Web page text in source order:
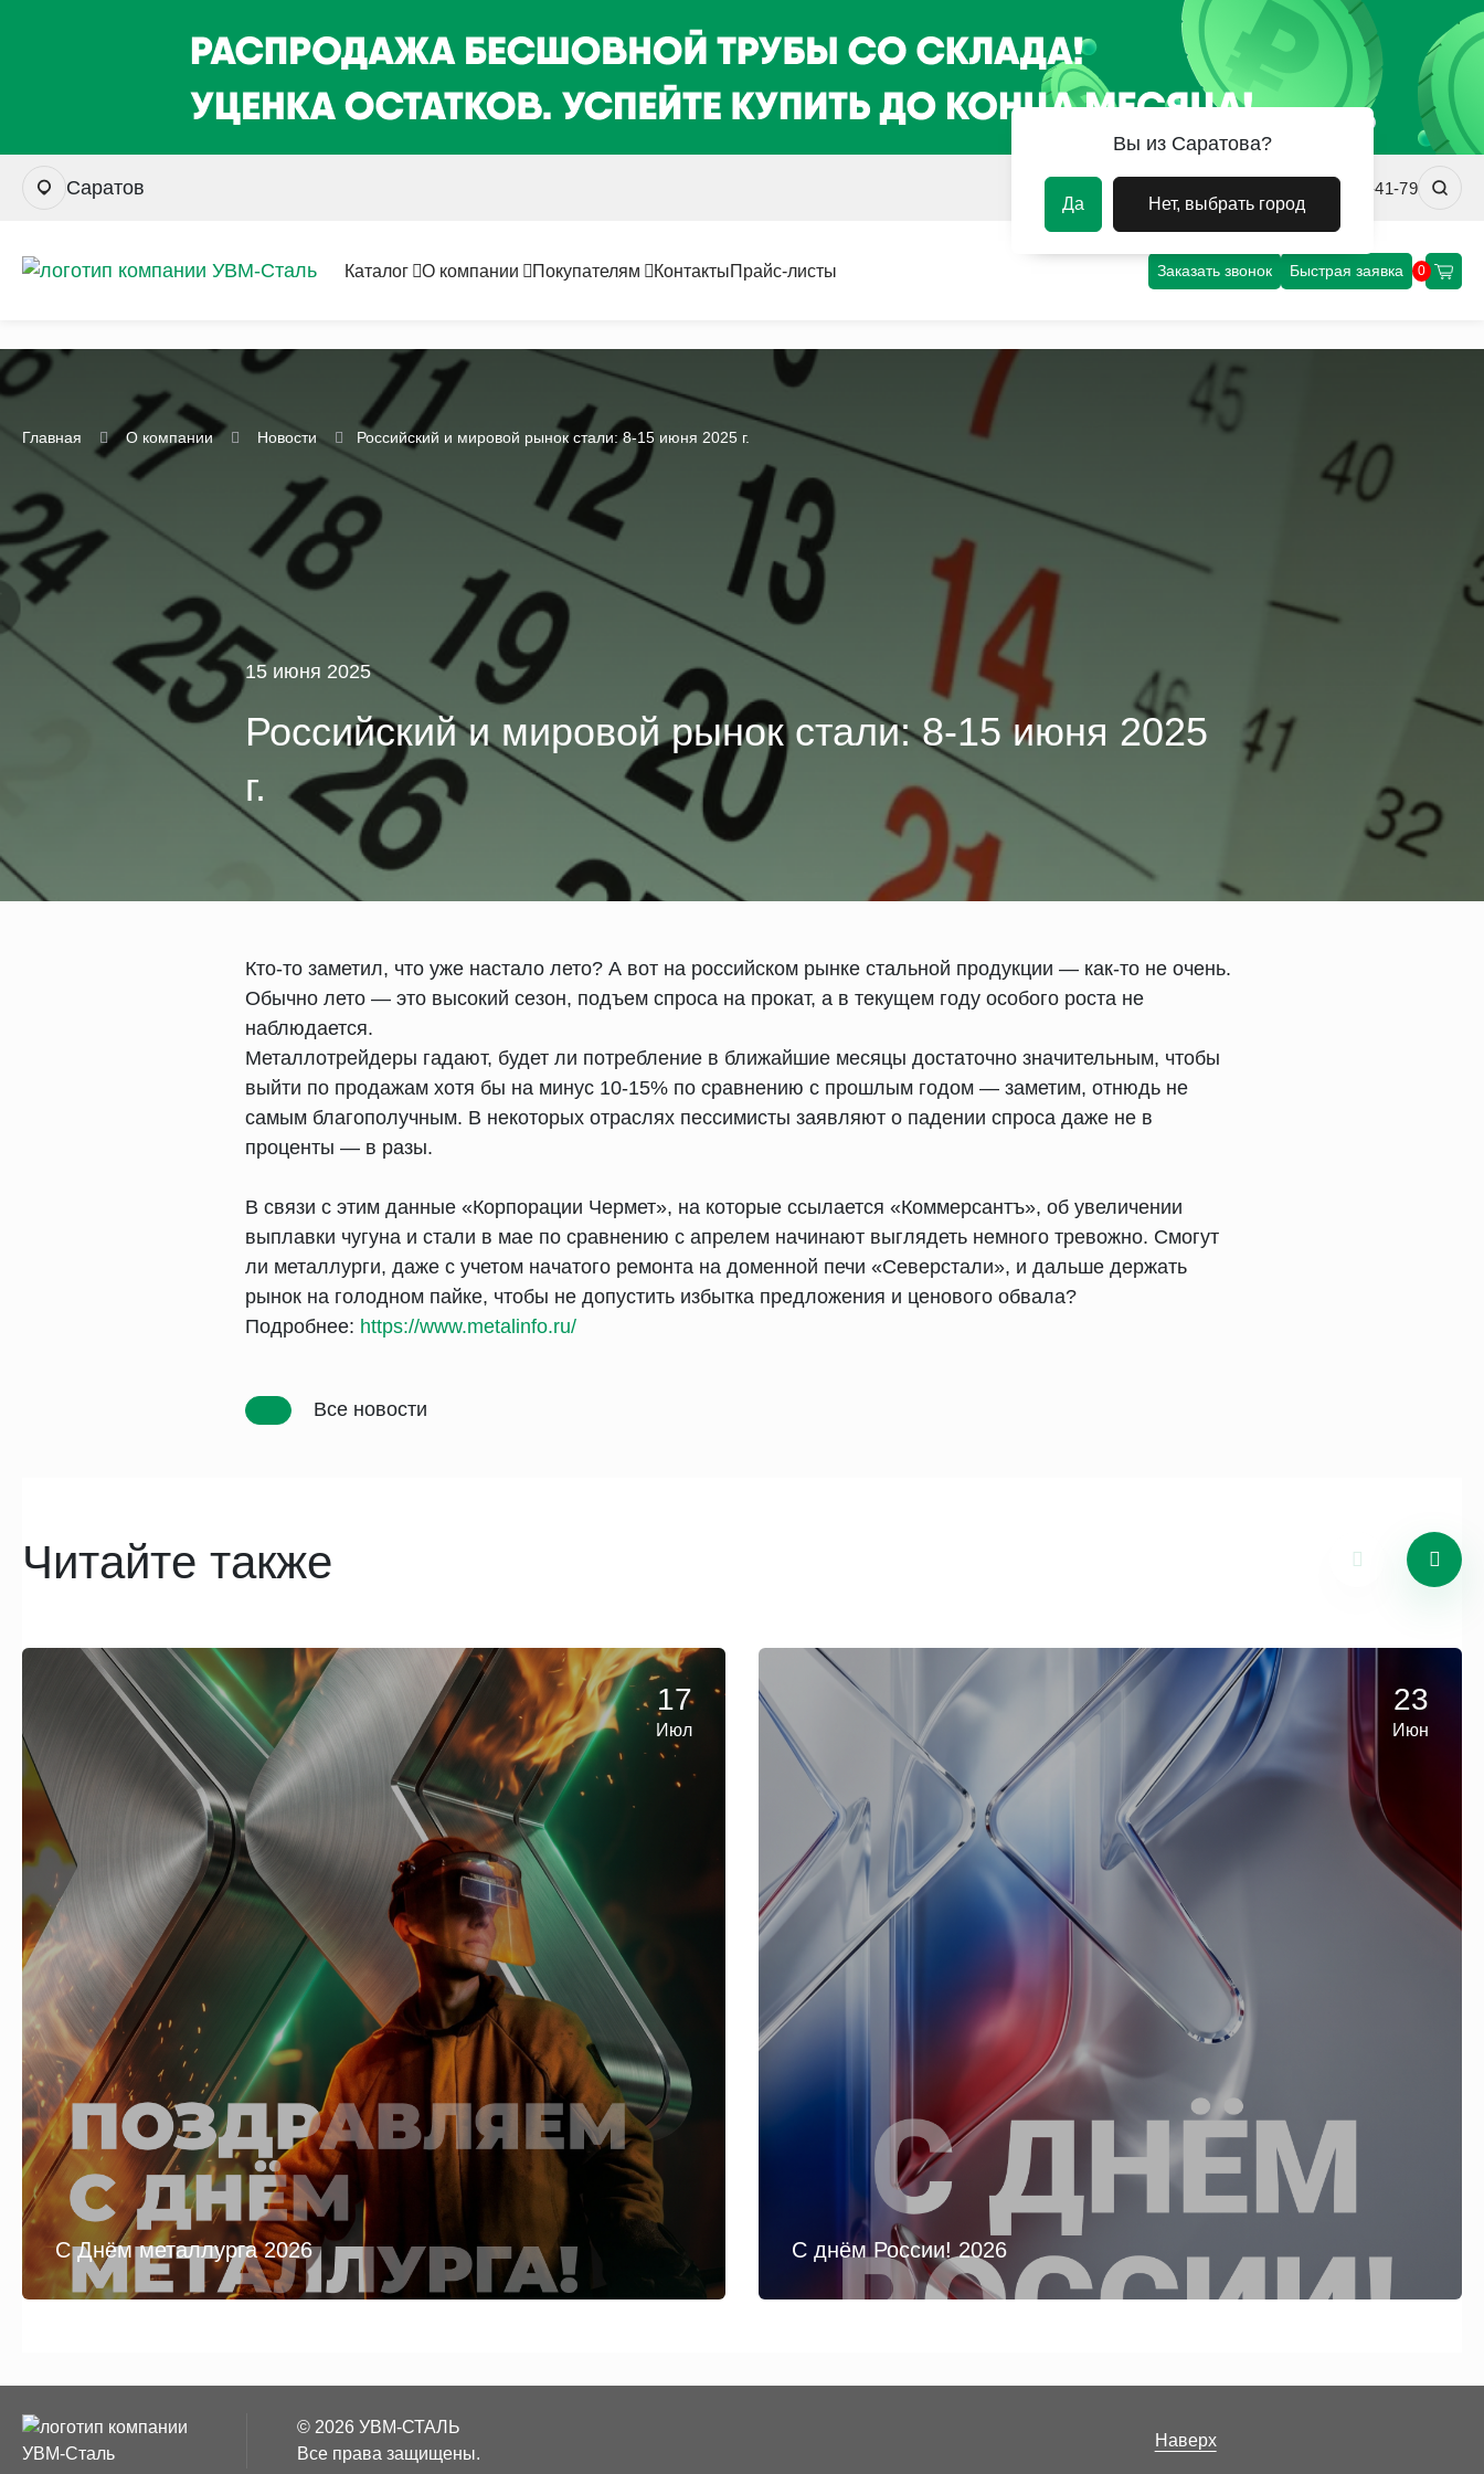
Саратов +7 (8452) 75-41-79
Каталог О компании Покупателям КонтактыПрайс-листы Заказать звонок Быстрая заявка 0
Главная О компании Новости Российский и мировой рынок стали: 8-15 июня 2025 г.
15 июня 2025
Российский и мировой рынок стали: 8-15 июня 2025
г.
Кто-то заметил, что уже настало лето? А вот на российском рынке стальной продукции — как-то не очень.
Обычно лето — это высокий сезон, подъем спроса на прокат, а в текущем году особого роста не
наблюдается.
Металлотрейдеры гадают, будет ли потребление в ближайшие месяцы достаточно значительным, чтобы
выйти по продажам хотя бы на минус 10-15% по сравнению с прошлым годом — заметим, отнюдь не
самым благополучным. В некоторых отраслях пессимисты заявляют о падении спроса даже не в
проценты — в разы.
В связи с этим данные «Корпорации Чермет», на которые ссылается «Коммерсантъ», об увеличении
выплавки чугуна и стали в мае по сравнению с апрелем начинают выглядеть немного тревожно. Смогут
ли металлурги, даже с учетом начатого ремонта на доменной печи «Северстали», и дальше держать
рынок на голодном пайке, чтобы не допустить избытка предложения и ценового обвала?
Подробнее: https://www.metalinfo.ru/
Все новости
Читайте также
17
Июл
С Днём металлурга 2026
23
Июн
С днём России! 2026
© 2026 УВМ-СТАЛЬ
Все права защищены.
Наверх
Вы из Саратова?
Да Нет, выбрать город